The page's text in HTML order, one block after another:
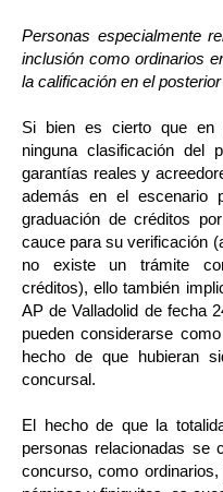
Personas especialmente
inclusión como ordinarios
la calificación en el
Si bien es cierto que en
ninguna clasificación
garantías reales y
además en el escenario
graduación de créditos
cauce para su verificación
no existe un trámite
créditos), ello también
AP de Valladolid de fecha
pueden considerarse
hecho de que hubieran
concursal.
El hecho de que la
personas relacionadas se
concurso, como